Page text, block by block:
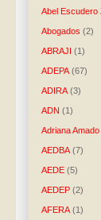
Abel Escudero
Abogados (2)
ABRAJI (1)
ADEPA (67)
ADIRA (3)
ADN (1)
Adriana Amado
AEDBA (7)
AEDE (5)
AEDEP (2)
AFERA (1)